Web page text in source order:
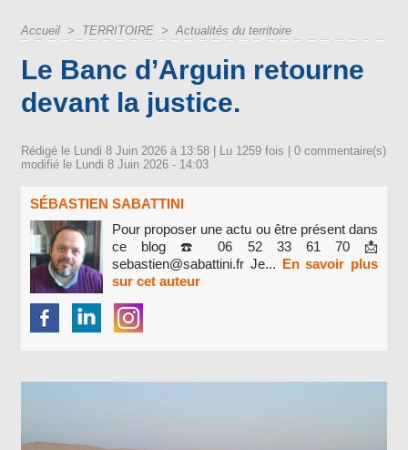
Accueil > TERRITOIRE > Actualités du territoire
Le Banc d’Arguin retourne
devant la justice.
Rédigé le Lundi 8 Juin 2026 à 13:58 | Lu 1259 fois | 0 commentaire(s)
modifié le Lundi 8 Juin 2026 - 14:03
SÉBASTIEN SABATTINI
Pour proposer une actu ou être présent dans
ce blog ☎️ 06 52 33 61 70 📩
sebastien@sabattini.fr Je... En savoir plus
sur cet auteur